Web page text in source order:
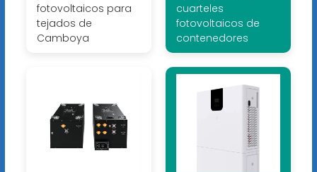
fotovoltaicos para
tejados de
Camboya
cuarteles
fotovoltaicos de
contenedores